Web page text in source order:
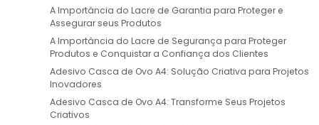
A Importância do Lacre de Garantia para Proteger e
Assegurar seus Produtos
A Importância do Lacre de Segurança para Proteger
Produtos e Conquistar a Confiança dos Clientes
Adesivo Casca de Ovo A4: Solução Criativa para Projetos
Inovadores
Adesivo Casca de Ovo A4: Transforme Seus Projetos
Criativos